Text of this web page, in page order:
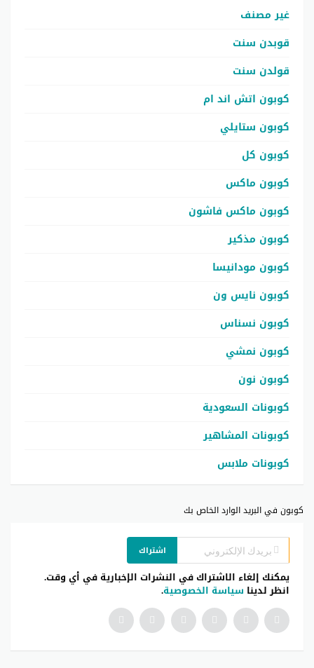
غير مصنف
قوبدن سنت
قولدن سنت
كوبون اتش اند ام
كوبون ستايلي
كوبون كل
كوبون ماكس
كوبون ماكس فاشون
كوبون مذكير
كوبون مودانيسا
كوبون نايس ون
كوبون نسناس
كوبون نمشي
كوبون نون
كوبونات السعودية
كوبونات المشاهير
كوبونات ملابس
كوبون في البريد الوارد الخاص بك
اشتراك
يمكنك إلغاء الاشتراك في النشرات الإخبارية في أي وقت.
انظر لدينا سياسة الخصوصية.